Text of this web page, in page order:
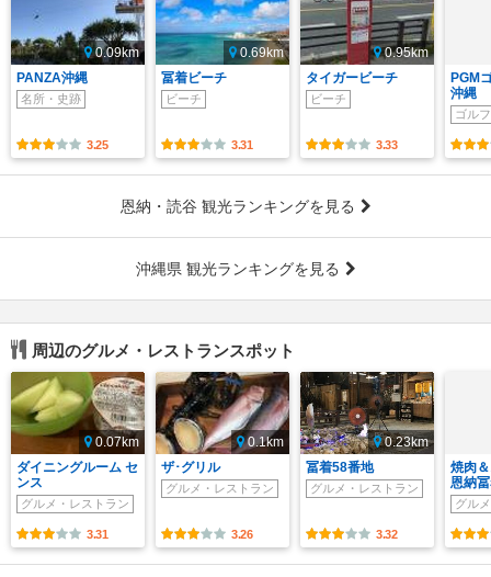
0.09km
PANZA沖縄
名所・史跡
3.25
0.69km
冨着ビーチ
ビーチ
3.31
0.95km
タイガービーチ
ビーチ
3.33
PGM
沖縄
ゴル
恩納・読谷 観光ランキングを見る
沖縄県 観光ランキングを見る
周辺のグルメ・レストランスポット
0.07km
ダイニングルーム セ
ンス
グルメ・レストラン
3.31
0.1km
ザ･グリル
グルメ・レストラン
3.26
0.23km
冨着58番地
グルメ・レストラン
3.32
焼肉
恩納
グル